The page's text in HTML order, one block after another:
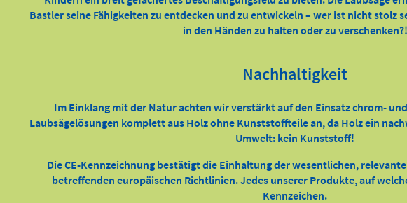
Bastler seine Fähigkeiten zu entdecken und zu entwickeln – wer ist nicht stolz
in den Händen zu halten oder zu verschenken?!
Nachhaltigkeit
Im Einklang mit der Natur achten wir verstärkt auf den Einsatz chrom-
Laubsägelösungen komplett aus Holz ohne Kunststoffteile an, da Holz ein
Umwelt: kein Kunststoff!
Die CE-Kennzeichnung bestätigt die Einhaltung der wesentlichen,
betreffenden europäischen Richtlinien. Jedes unserer Produkte, auf
Kennzeichen.